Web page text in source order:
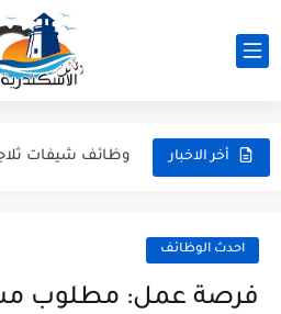
أخر الاخبار
احدث الوظائف
فرصة عمل: مطلوب